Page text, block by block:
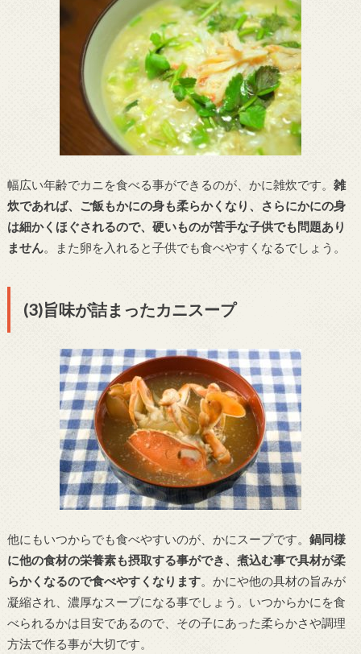
幅広い年齢でカニを食べる事ができるのが、かに雑炊です。 雑
炊であれば、ご飯もかにの身も柔らかくなり、さらにかにの身
は細かくほぐされるので、硬いものが苦手な子供でも問題あり
ません。また卵を入れると子供でも食べやすくなるでしょう。
(3)旨味が詰まったカニスープ
他にもいつからでも食べやすいのが、かにスープです。 鍋同様
に他の食材の栄養素も摂取する事ができ、煮込む事で具材が柔
らかくなるので食べやすくなります。かにや他の具材の旨みが
凝縮され、濃厚なスープになる事でしょう。いつからかにを食
べられるかは目安であるので、その子にあった柔らかさや調理
方法で作る事が大切です。